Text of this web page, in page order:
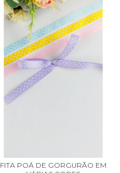
FITA POÁ DE GORGURÃO EM